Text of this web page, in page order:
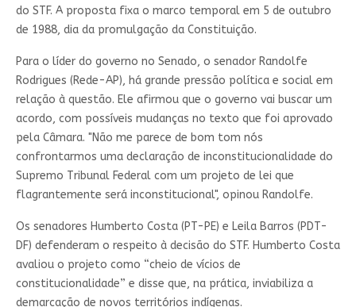
do STF. A proposta fixa o marco temporal em 5 de outubro
de 1988, dia da promulgação da Constituição.
Para o líder do governo no Senado, o senador Randolfe
Rodrigues (Rede-AP), há grande pressão política e social em
relação à questão. Ele afirmou que o governo vai buscar um
acordo, com possíveis mudanças no texto que foi aprovado
pela Câmara. "Não me parece de bom tom nós
confrontarmos uma declaração de inconstitucionalidade do
Supremo Tribunal Federal com um projeto de lei que
flagrantemente será inconstitucional", opinou Randolfe.
Os senadores Humberto Costa (PT-PE) e Leila Barros (PDT-
DF) defenderam o respeito à decisão do STF. Humberto Costa
avaliou o projeto como “cheio de vícios de
constitucionalidade” e disse que, na prática, inviabiliza a
demarcação de novos territórios indígenas.